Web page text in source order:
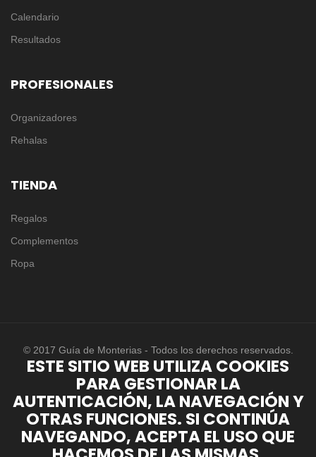
Calendario
Resultados
PROFESIONALES
Organizadores
Rehalas
TIENDA
Regalos
Complementos
Ropa
© 2017 Guía de Monterias - Todos los derechos reservados.
ESTE SITIO WEB UTILIZA COOKIES
PARA GESTIONAR LA
AUTENTICACIÓN, LA NAVEGACIÓN Y
OTRAS FUNCIONES. SI CONTINÚA
NAVEGANDO, ACEPTA EL USO QUE